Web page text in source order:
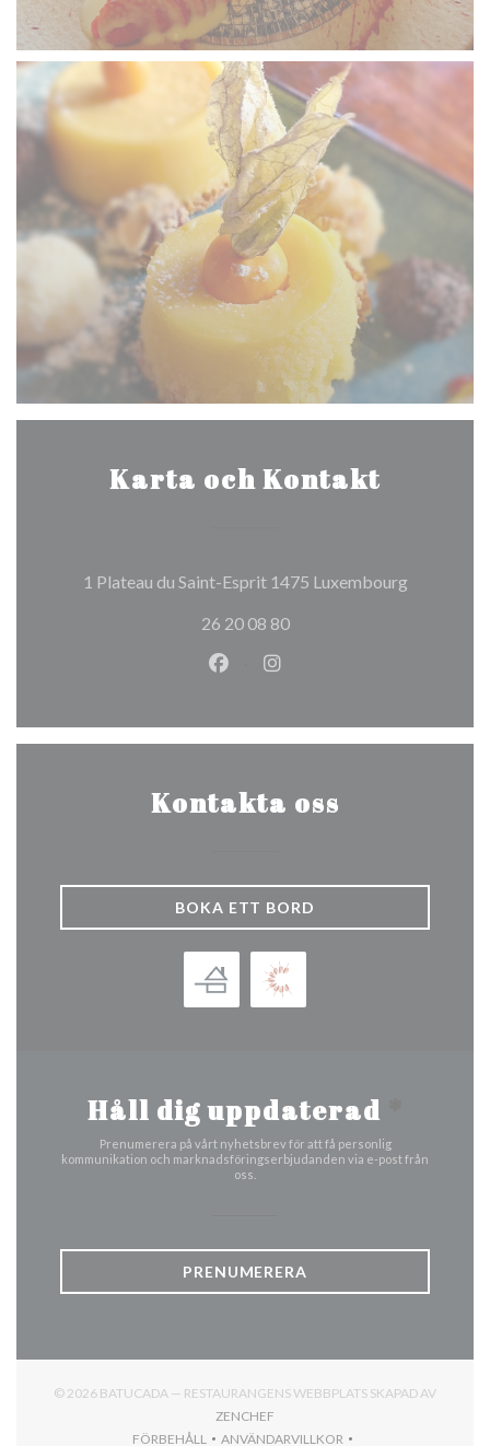
Karta och Kontakt
1 Plateau du Saint-Esprit 1475 Luxembourg((öppnas i
26 20 08 80
Facebook ((öppnas i ett nytt
Instagram ((öppnas i ett
Kontakta oss
BOKA ETT BORD
Håll dig uppdaterad
Prenumerera på vårt nyhetsbrev för att få personlig
kommunikation och marknadsföringserbjudanden via e-post från
oss.
PRENUMERERA
© 2026 BATUCADA — RESTAURANGENS WEBBPLATS SKAPAD AV
ZENCHEF
FÖRBEHÅLL
ANVÄNDARVILLKOR